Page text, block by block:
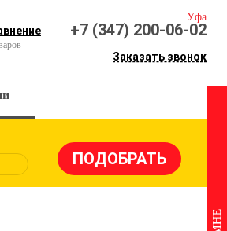
Уфа
+7 (347) 200-06-02
Заказать звонок